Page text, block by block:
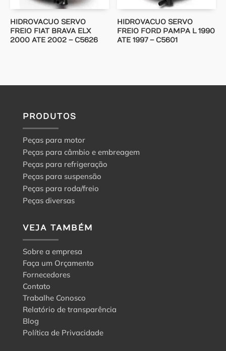
HIDROVACUO SERVO
FREIO FIAT BRAVA ELX
2000 ATE 2002 – C5626
HIDROVACUO SERVO
FREIO FORD PAMPA L 1990
ATE 1997 – C5601
PRODUTOS
Peças para motor
Peças para câmbio e embreagem
Peças para refrigeração
Peças para suspensão
Peças para roda/freio
Peças diversas
VEJA TAMBÉM
Sobre a empresa
Faça um Orçamento
Fornecedores
Contato
Trabalhe Conosco
Relatório de transparência
Blog
Política de Privacidade